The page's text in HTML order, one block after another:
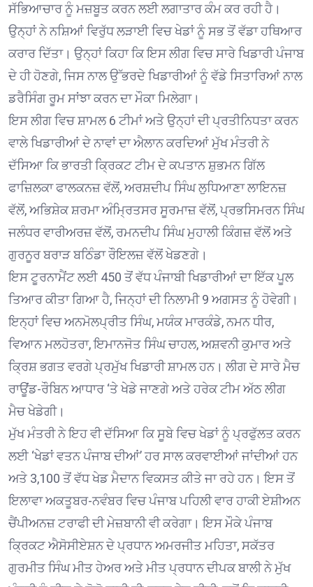
ਸੱਭਿਆਚਾਰ ਨੂੰ ਮਜ਼ਬੂਤ ਕਰਨ ਲਈ ਲਗਾਤਾਰ ਕੰਮ ਕਰ ਰਹੀ ਹੈ।
ਉਨ੍ਹਾਂ ਨੇ ਨਸ਼ਿਆਂ ਵਿਰੁੱਧ ਲੜਾਈ ਵਿਚ ਖੇਡਾਂ ਨੂੰ ਸਭ ਤੋਂ ਵੱਡਾ ਹਥਿਆਰ
ਕਰਾਰ ਦਿੱਤਾ। ਉਨ੍ਹਾਂ ਕਿਹਾ ਕਿ ਇਸ ਲੀਗ ਵਿਚ ਸਾਰੇ ਖਿਡਾਰੀ ਪੰਜਾਬ
ਦੇ ਹੀ ਹੋਣਗੇ, ਜਿਸ ਨਾਲ ਉੱਭਰਦੇ ਖਿਡਾਰੀਆਂ ਨੂੰ ਵੱਡੇ ਸਿਤਾਰਿਆਂ ਨਾਲ
ਡਰੈਸਿੰਗ ਰੂਮ ਸਾਂਝਾ ਕਰਨ ਦਾ ਮੌਕਾ ਮਿਲੇਗਾ।
ਇਸ ਲੀਗ ਵਿਚ ਸ਼ਾਮਲ 6 ਟੀਮਾਂ ਅਤੇ ਉਨ੍ਹਾਂ ਦੀ ਪ੍ਰਤੀਨਿਧਤਾ ਕਰਨ
ਵਾਲੇ ਖਿਡਾਰੀਆਂ ਦੇ ਨਾਵਾਂ ਦਾ ਐਲਾਨ ਕਰਦਿਆਂ ਮੁੱਖ ਮੰਤਰੀ ਨੇ
ਦੱਸਿਆ ਕਿ ਭਾਰਤੀ ਕ੍ਰਿਕਟ ਟੀਮ ਦੇ ਕਪਤਾਨ ਸ਼ੁਭਮਨ ਗਿੱਲ
ਫਾਜ਼ਿਲਕਾ ਫਾਲਕਨਜ਼ ਵੱਲੋਂ, ਅਰਸ਼ਦੀਪ ਸਿੰਘ ਲੁਧਿਆਣਾ ਲਾਇਨਜ਼
ਵੱਲੋਂ, ਅਭਿਸ਼ੇਕ ਸ਼ਰਮਾ ਅੰਮ੍ਰਿਤਸਰ ਸੂਰਮਾਜ਼ ਵੱਲੋਂ, ਪ੍ਰਭਸਿਮਰਨ ਸਿੰਘ
ਜਲੰਧਰ ਵਾਰੀਅਰਜ਼ ਵੱਲੋਂ, ਰਮਨਦੀਪ ਸਿੰਘ ਮੁਹਾਲੀ ਕਿੰਗਜ਼ ਵੱਲੋਂ ਅਤੇ
ਗੁਰਨੂਰ ਬਰਾੜ ਬਠਿੰਡਾ ਰੌਇਲਜ਼ ਵੱਲੋਂ ਖੇਡਣਗੇ।
ਇਸ ਟੂਰਨਾਮੈਂਟ ਲਈ 450 ਤੋਂ ਵੱਧ ਪੰਜਾਬੀ ਖਿਡਾਰੀਆਂ ਦਾ ਇੱਕ ਪੂਲ
ਤਿਆਰ ਕੀਤਾ ਗਿਆ ਹੈ, ਜਿਨ੍ਹਾਂ ਦੀ ਨਿਲਾਮੀ 9 ਅਗਸਤ ਨੂੰ ਹੋਵੇਗੀ।
ਇਨ੍ਹਾਂ ਵਿਚ ਅਨਮੋਲਪ੍ਰੀਤ ਸਿੰਘ, ਮਯੰਕ ਮਾਰਕੰਡੇ, ਨਮਨ ਧੀਰ,
ਵਿਆਨ ਮਲਹੋਤਰਾ, ਇਮਾਨਜੋਤ ਸਿੰਘ ਚਾਹਲ, ਅਸ਼ਵਨੀ ਕੁਮਾਰ ਅਤੇ
ਕ੍ਰਿਸ਼ ਭਗਤ ਵਰਗੇ ਪ੍ਰਮੁੱਖ ਖਿਡਾਰੀ ਸ਼ਾਮਲ ਹਨ। ਲੀਗ ਦੇ ਸਾਰੇ ਮੈਚ
ਰਾਊਂਡ-ਰੌਬਿਨ ਆਧਾਰ ‘ਤੇ ਖੇਡੇ ਜਾਣਗੇ ਅਤੇ ਹਰੇਕ ਟੀਮ ਅੱਠ ਲੀਗ
ਮੈਚ ਖੇਡੇਗੀ।
ਮੁੱਖ ਮੰਤਰੀ ਨੇ ਇਹ ਵੀ ਦੱਸਿਆ ਕਿ ਸੂਬੇ ਵਿਚ ਖੇਡਾਂ ਨੂੰ ਪ੍ਰਫੁੱਲਤ ਕਰਨ
ਲਈ ‘ਖੇਡਾਂ ਵਤਨ ਪੰਜਾਬ ਦੀਆਂ’ ਹਰ ਸਾਲ ਕਰਵਾਈਆਂ ਜਾਂਦੀਆਂ ਹਨ
ਅਤੇ 3,100 ਤੋਂ ਵੱਧ ਖੇਡ ਮੈਦਾਨ ਵਿਕਸਤ ਕੀਤੇ ਜਾ ਰਹੇ ਹਨ। ਇਸ ਤੋਂ
ਇਲਾਵਾ ਅਕਤੂਬਰ-ਨਵੰਬਰ ਵਿਚ ਪੰਜਾਬ ਪਹਿਲੀ ਵਾਰ ਹਾਕੀ ਏਸ਼ੀਅਨ
ਚੈਂਪੀਅਨਜ਼ ਟਰਾਫੀ ਦੀ ਮੇਜ਼ਬਾਨੀ ਵੀ ਕਰੇਗਾ। ਇਸ ਮੌਕੇ ਪੰਜਾਬ
ਕ੍ਰਿਕਟ ਐਸੋਸੀਏਸ਼ਨ ਦੇ ਪ੍ਰਧਾਨ ਅਮਰਜੀਤ ਮਹਿਤਾ, ਸਕੱਤਰ
ਗੁਰਮੀਤ ਸਿੰਘ ਮੀਤ ਹੇਅਰ ਅਤੇ ਮੀਤ ਪ੍ਰਧਾਨ ਦੀਪਕ ਬਾਲੀ ਨੇ ਮੁੱਖ